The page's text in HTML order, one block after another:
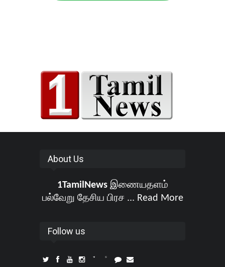
About Us
1TamilNewsஇணையதளம்
பல்வேறு தேசிய பிரச ... Read More
Follow us